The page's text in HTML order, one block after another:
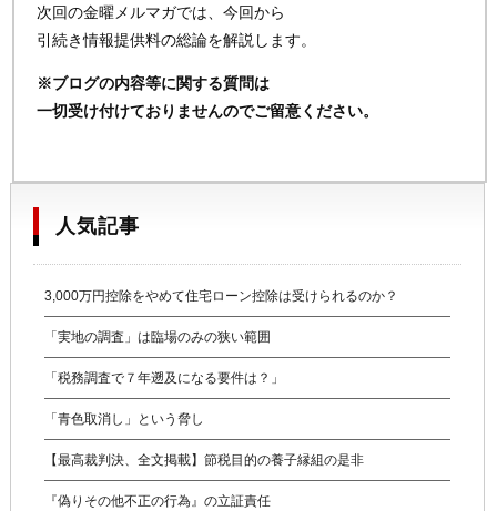
次回の金曜メルマガでは、今回から
引続き情報提供料の総論を解説します。
※ブログの内容等に関する質問は
一切受け付けておりませんのでご留意ください。
人気記事
3,000万円控除をやめて住宅ローン控除は受けられるのか？
「実地の調査」は臨場のみの狭い範囲
「税務調査で７年遡及になる要件は？」
「青色取消し」という脅し
【最高裁判決、全文掲載】節税目的の養子縁組の是非
『偽りその他不正の行為』の立証責任